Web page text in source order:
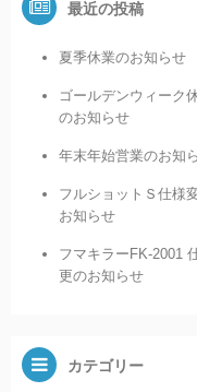
最近の投稿
夏季休業のお知らせ
ゴールデンウィーク
のお知らせ
年末年始営業のお知
フルショットＳ仕様
お知らせ
フマキラーFK-2001
更のお知らせ
カテゴリー